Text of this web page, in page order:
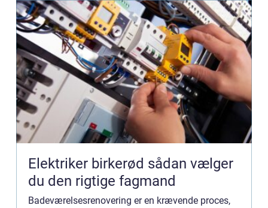
Elektriker birkerød sådan vælger
du den rigtige fagmand
Badeværelsesrenovering er en krævende proces,